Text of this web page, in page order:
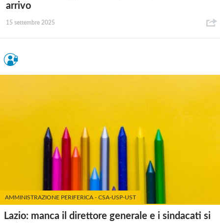
arrivo
15 settembre 2025
AMMINISTRAZIONE PERIFERICA - CSA-USP-UST
Lazio: manca il direttore generale e i sindacati si